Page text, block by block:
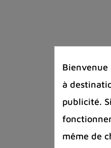
Bienvenue
à
publicité.
même de